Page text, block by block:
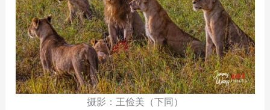
摄影：王俭美（下同）